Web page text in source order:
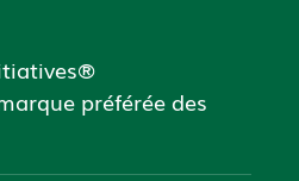
préférée des